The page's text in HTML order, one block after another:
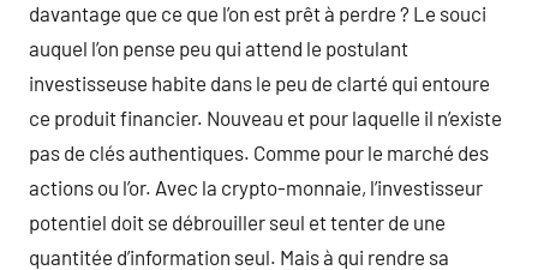
davantage que ce que l’on est prêt à perdre ? Le souci
auquel l’on pense peu qui attend le postulant
investisseuse habite dans le peu de clarté qui entoure
ce produit financier. Nouveau et pour laquelle il n’existe
pas de clés authentiques. Comme pour le marché des
actions ou l’or. Avec la crypto-monnaie, l’investisseur
potentiel doit se débrouiller seul et tenter de une
quantitée d’information seul. Mais à qui rendre sa